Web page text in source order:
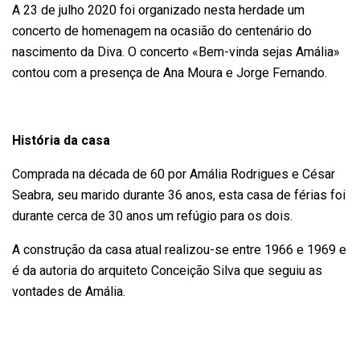
A 23 de julho 2020 foi organizado nesta herdade um
concerto de homenagem na ocasião do centenário do
nascimento da Diva. O concerto «Bem-vinda sejas Amália»
contou com a presença de Ana Moura e Jorge Fernando.
História da casa
Comprada na década de 60 por Amália Rodrigues e César
Seabra, seu marido durante 36 anos, esta casa de férias foi
durante cerca de 30 anos um refúgio para os dois.
A construção da casa atual realizou-se entre 1966 e 1969 e
é da autoria do arquiteto Conceição Silva que seguiu as
vontades de Amália.